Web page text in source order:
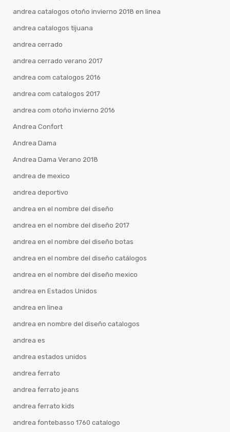
andrea catalogos otoño invierno 2018 en linea
andrea catalogos tijuana
andrea cerrado
andrea cerrado verano 2017
andrea com catalogos 2016
andrea com catalogos 2017
andrea com otoño invierno 2016
Andrea Confort
Andrea Dama
Andrea Dama Verano 2018
andrea de mexico
andrea deportivo
andrea en el nombre del diseño
andrea en el nombre del diseño 2017
andrea en el nombre del diseño botas
andrea en el nombre del diseño catálogos
andrea en el nombre del diseño mexico
andrea en Estados Unidos
andrea en linea
andrea en nombre del diseño catalogos
andrea es
andrea estados unidos
andrea ferrato
andrea ferrato jeans
andrea ferrato kids
andrea fontebasso 1760 catalogo